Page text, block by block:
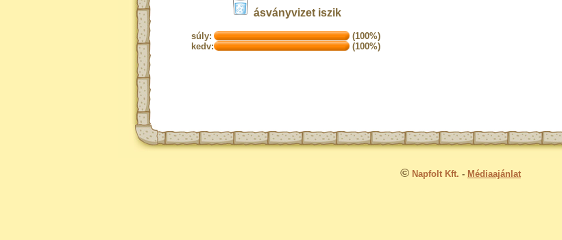
ásványvizet iszik
súly:
(100%)
kedv:
(100%)
© Napfolt Kft. - Médiaajánlat